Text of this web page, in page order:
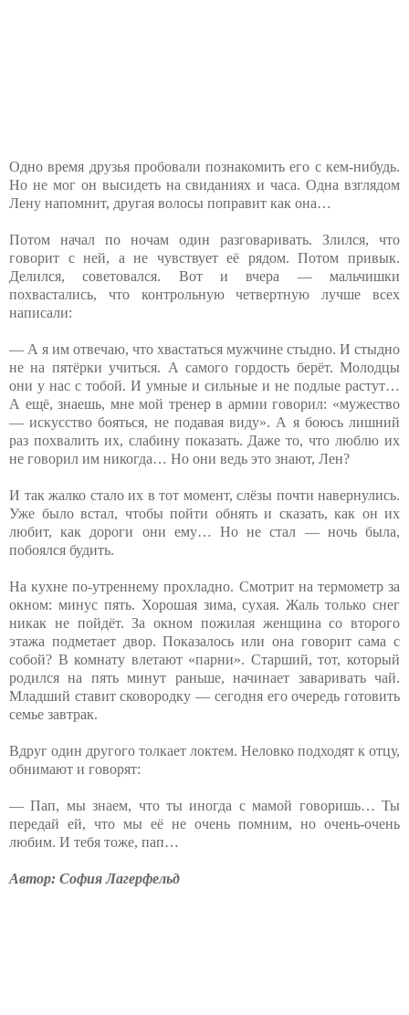
Одно время друзья пробовали познакомить его с кем-нибудь.
Но не мог он высидеть на свиданиях и часа. Одна взглядом
Лену напомнит, другая волосы поправит как она…
Потом начал по ночам один разговаривать. Злился, что
говорит с ней, а не чувствует её рядом. Потом привык.
Делился, советовался. Вот и вчера — мальчишки
похвастались, что контрольную четвертную лучше всех
написали:
— А я им отвечаю, что хвастаться мужчине стыдно. И стыдно
не на пятёрки учиться. А самого гордость берёт. Молодцы
они у нас с тобой. И умные и сильные и не подлые растут…
А ещё, знаешь, мне мой тренер в армии говорил: «мужество
— искусство бояться, не подавая виду». А я боюсь лишний
раз похвалить их, слабину показать. Даже то, что люблю их
не говорил им никогда… Но они ведь это знают, Лен?
И так жалко стало их в тот момент, слёзы почти навернулись.
Уже было встал, чтобы пойти обнять и сказать, как он их
любит, как дороги они ему… Но не стал — ночь была,
побоялся будить.
На кухне по-утреннему прохладно. Смотрит на термометр за
окном: минус пять. Хорошая зима, сухая. Жаль только снег
никак не пойдёт. За окном пожилая женщина со второго
этажа подметает двор. Показалось или она говорит сама с
собой? В комнату влетают «парни». Старший, тот, который
родился на пять минут раньше, начинает заваривать чай.
Младший ставит сковородку — сегодня его очередь готовить
семье завтрак.
Вдруг один другого толкает локтем. Неловко подходят к отцу,
обнимают и говорят:
— Пап, мы знаем, что ты иногда с мамой говоришь… Ты
передай ей, что мы её не очень помним, но очень-очень
любим. И тебя тоже, пап…
Автор: София Лагерфельд